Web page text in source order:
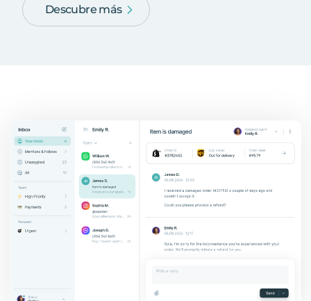
Descubre más